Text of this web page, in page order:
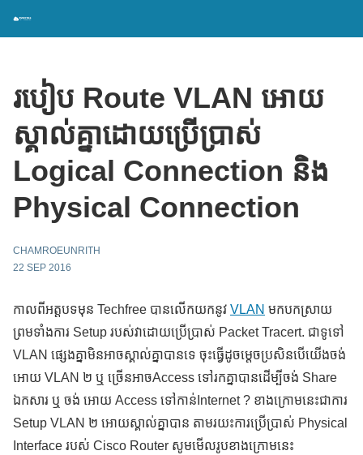
របៀប Route VLAN អោយ
ស្គាល់គ្នាដោយប្រើប្រាស់
Logical Connection និង
Physical Connection
CHAMROEUNRITH
22 SEP 2016
កាលពីអត្តបទមុន Techfree បានលើកយកនូវ VLAN មកបកស្រាយ
ព្រមទាំងការ Setup របស់វាដោយប្រើប្រាស់ Packet Tracert. ជាទូទៅ
VLAN ផ្សេងគ្នាមិនអាចស្គាល់គ្នាបានទេ ចុះធ្វើដូចម្តេចប្រសិនបើយើងចង់
អោយ VLAN ២ ឬ ច្រើនអាចAccess ទៅរកគ្នាបានដើម្បីចង់ Share
ឯកសារ ឬ ចង់ អោយ Access ទៅកាន់Internet ? ខាងក្រោមនេះជាការ
Setup VLAN ២ អោយស្គាល់គ្នាបាន តាមរយះការប្រើប្រាស់ Physical
Interface របស់ Cisco Router សូមមើលរូបខាងក្រោមនេះ